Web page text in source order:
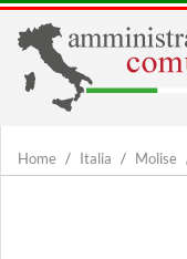
Home Italia Molise